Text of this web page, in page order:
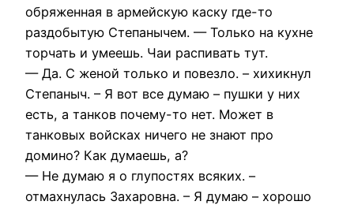
обряженная в армейскую каску где-то
раздобытую Степанычем. — Только на кухне
торчать и умеешь. Чаи распивать тут.
— Да. С женой только и повезло. – хихикнул
Степаныч. – Я вот все думаю – пушки у них
есть, а танков почему-то нет. Может в
танковых войсках ничего не знают про
домино? Как думаешь, а?
— Не думаю я о глупостях всяких. –
отмахнулась Захаровна. – Я думаю – хорошо